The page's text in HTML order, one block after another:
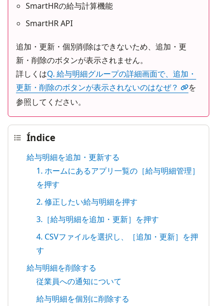
SmartHRの給与計算機能
SmartHR API
追加・更新・個別削除はできないため、追加・更
新・削除のボタンが表示されません。
詳しくはQ. 給与明細グループの詳細画面で、追加・
更新・削除のボタンが表示されないのはなぜ？
を
参照してください。
Índice
給与明細を追加・更新する
1. ホームにあるアプリ一覧の［給与明細管理］
を押す
2. 修正したい給与明細を押す
3.［給与明細を追加・更新］を押す
4. CSVファイルを選択し、［追加・更新］を押
す
給与明細を削除する
従業員への通知について
給与明細を個別に削除する